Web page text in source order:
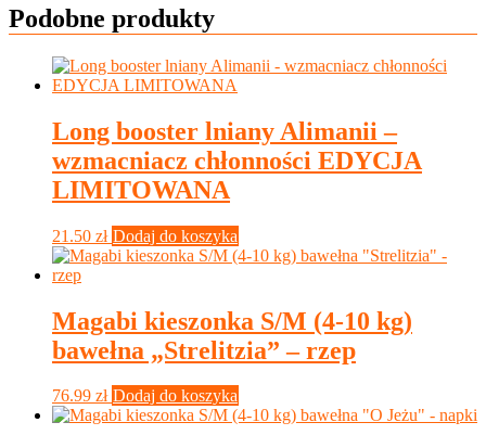
Podobne produkty
Long booster lniany Alimanii –
wzmacniacz chłonności EDYCJA
LIMITOWANA
21.50 zł Dodaj do koszyka
Magabi kieszonka S/M (4-10 kg)
bawełna „Strelitzia” – rzep
76.99 zł Dodaj do koszyka